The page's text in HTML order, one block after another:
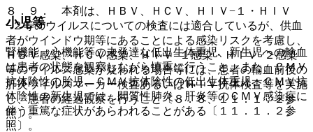
小児等
腎機能、心機能等の未発達な低出生体重児、新生児への輸血
は患者の状態を観察しながら慎重に行うこと。また、ＣＭＶ
抗体陰性の胎児、ＣＭＶ抗体陰性の低出生体重児、ＣＭＶ抗
体陰性の新生児では、間質性肺炎、肝炎等のＣＭＶ感染症に
伴う重篤な症状があらわれることがある〔１１．１．２参
照〕。
８．９． 本剤は、ＨＢＶ、ＨＣＶ、ＨＩＶ−１・ＨＩＶ
−２等のウイルスについての検査には適合しているが、供血
者がウインドウ期等にあることによる感染リスクを考慮し、
ＨＢＶ感染、ＨＣＶ感染、ＨＩＶ−１感染・ＨＩＶ−２感染
等のウイルス感染が疑われる場合等には、患者の輸血前後の
肝炎ウイルスマーカー検査あるいはＨＩＶ抗体検査等を実施
し、患者の経過観察を行うこと〔８．８、１１．１．２参
照〕。